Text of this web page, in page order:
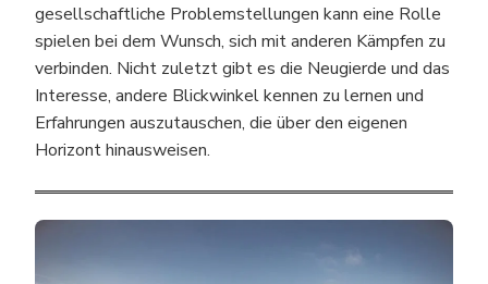
gesellschaftliche Problemstellungen kann eine Rolle
spielen bei dem Wunsch, sich mit anderen Kämpfen zu
verbinden. Nicht zuletzt gibt es die Neugierde und das
Interesse, andere Blickwinkel kennen zu lernen und
Erfahrungen auszutauschen, die über den eigenen
Horizont hinausweisen.